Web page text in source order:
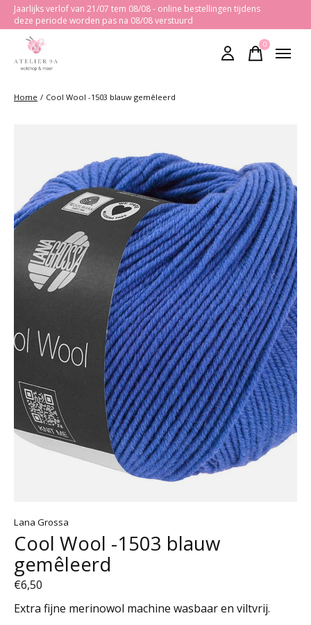
Jaarlijks verlof van 21/07 tem 08/08 - online bestellingen tijdens
deze periode worden pas na 08/08 verstuurd
0items
Home / Cool Wool -1503 blauw gemêleerd
Lana Grossa
Cool Wool -1503 blauw
gemêleerd
€6,50
Extra fijne merinowol machine wasbaar en viltvrij.